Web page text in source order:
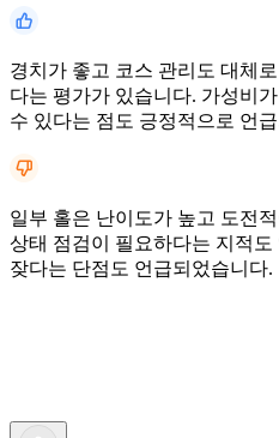
경치가 좋고 코스 관리도 대체
다는 평가가 있습니다. 가성비
수 있다는 점도 긍정적으로 언
일부 홀은 난이도가 높고 도전
상태 점검이 필요하다는 지적
잦다는 단점도 언급되었습니다.